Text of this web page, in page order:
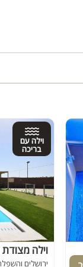
וילה עם
בריכה
וילה מצודת
ירושלים